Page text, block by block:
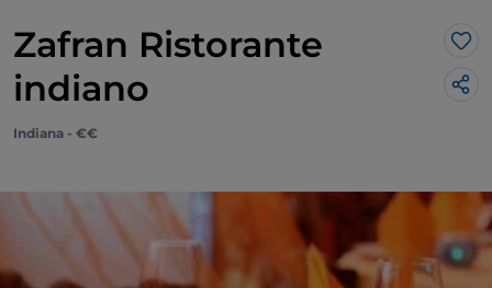
Zafran Ristorante
indiano
Indiana - €€